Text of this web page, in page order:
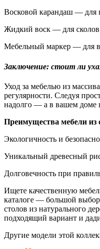
Восковой карандаш — для
Жидкий воск — для сколов
Мебельный маркер — для
Заключение: стоит ли
Уход за мебелью из
регулярности. Следуя
надолго — а в вашем доме
Преимущества мебели из
Экологичность и
Уникальный древесный
Долговечность при
Ищете качественную
каталоге — большой
столов из натурального
подходящий вариант и
Другие модели этой